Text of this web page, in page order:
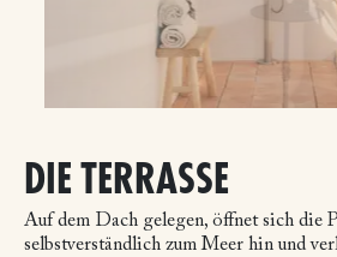
DIE TERRASSE
Auf dem Dach gelegen, öffnet sich die
selbstverständlich zum Meer hin und